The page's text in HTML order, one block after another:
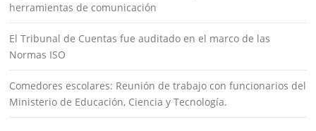
herramientas de comunicación
El Tribunal de Cuentas fue auditado en el marco de las
Normas ISO
Comedores escolares: Reunión de trabajo con funcionarios del
Ministerio de Educación, Ciencia y Tecnología.